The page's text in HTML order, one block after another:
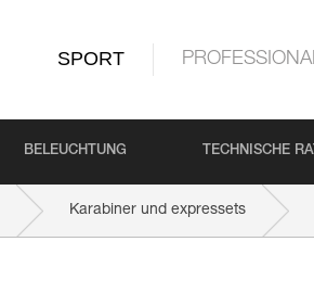
SPORT
BELEUCHTUNG TECHNISCHE
Karabiner und expressets